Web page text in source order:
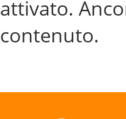
attivato.
contenuto.